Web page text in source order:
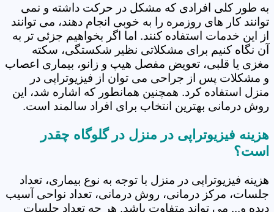
به طور کلی افرادی که مشکل در حرکت داشته و نمی
توانند کار های روزمره را به خوبی انجام دهند، می توانند
از این خدمات استفاده کنند. اما اگر بخواهیم جزئی تر به
آن نگاه کنیم برای مشکلاتی نظیر شکستگی، سکته
مغزی یا قلبی، تعویض مفصل هیپ و زانو، بیماری اعصاب
و مشکلات پس از جراحی می توان از فیزیوتراپی در
منزل استفاده کرد. همچنین همانطور که اشاره شد، این
روش درمانی بهترین انتخاب برای افراد سالمند است.
هزینه فیزیوتراپی در منزل در گلوگاه چقدر
است؟
هزینه فیزیوتراپی در منزل با توجه به نوع بیماری، تعداد
جلسات، مرکز درمانی، روش درمانی، تعداد نواحی آسیب
دیده و... می تواند متفاوت باشد. هر چه تعداد جلسات